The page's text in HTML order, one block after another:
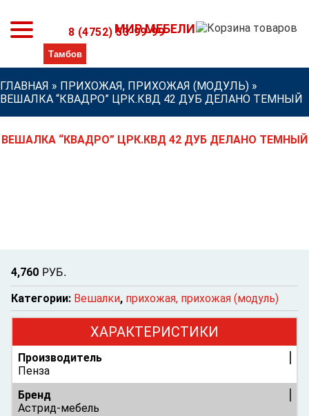
МИР МЕБЕЛИ
8 (4752) 53-99-99
ГЛАВНАЯ » ПРИХОЖАЯ, ПРИХОЖАЯ (МОДУЛЬ) »
ВЕШАЛКА “КВАДРО” ЦРК.КВД 42 ДУБ ДЕЛАНО ТЕМНЫЙ
ВЕШАЛКА “КВАДРО” ЦРК.КВД 42 ДУБ ДЕЛАНО ТЕМНЫЙ
4,760 РУБ.
Категории: Вешалки, прихожая, прихожая (модуль)
ХАРАКТЕРИСТИКИ
Производитель
Пенза
Бренд
Астрид-мебель